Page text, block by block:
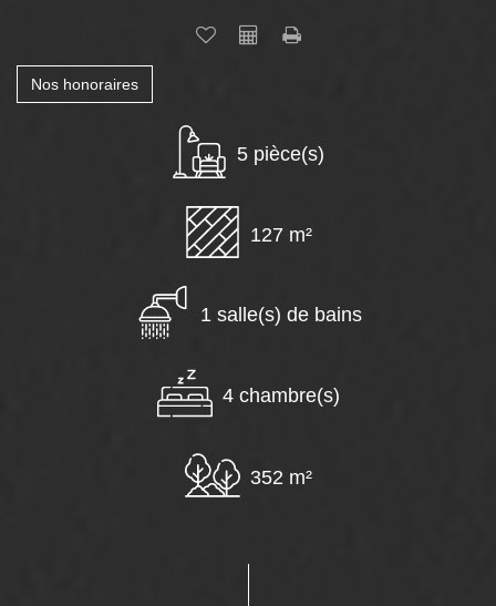
Nos honoraires
5 pièce(s)
127 m²
1 salle(s) de bains
4 chambre(s)
352 m²